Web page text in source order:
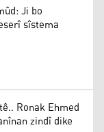
Ji bo
sîstema
Ronak Ehmed
zindî dike